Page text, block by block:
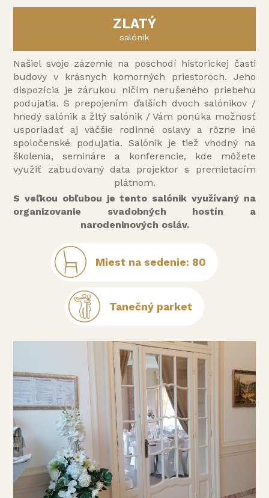
ZLATÝ
salónik
Našiel svoje zázemie na poschodí historickej časti
budovy v krásnych komorných priestoroch. Jeho
dispozícia je zárukou ničím nerušeného priebehu
podujatia. S prepojením ďalších dvoch salónikov /
hnedý salónik a žltý salónik / Vám ponúka možnosť
usporiadať aj väčšie rodinné oslavy a rôzne iné
spoločenské podujatia. Salónik je tiež vhodný na
školenia, semináre a konferencie, kde môžete
využiť zabudovaný data projektor s premietacím
plátnom.
S veľkou obľubou je tento salónik využívaný na
organizovanie svadobných hostín a
narodeninových osláv.
Miest na sedenie: 80
Tanečný parket